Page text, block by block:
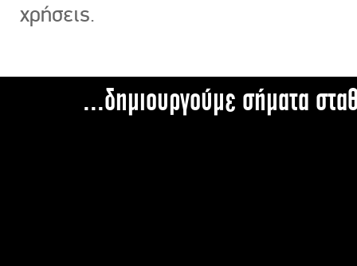
χρήσεις.
...δημιουργούμε σήματα